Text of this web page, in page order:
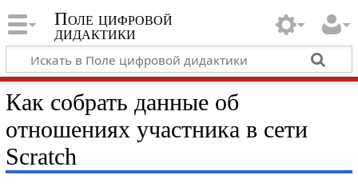
Поле цифровой
дидактики
Как собрать данные об
отношениях участника в сети
Scratch